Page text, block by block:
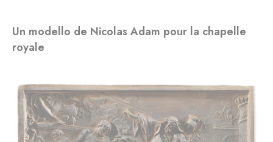
Un modello de Nicolas Adam pour la chapelle
royale